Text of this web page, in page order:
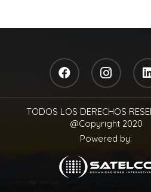
TODOS LOS DERECHOS
@Copyright 2020
Powered by: